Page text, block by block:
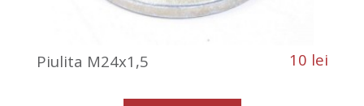
Piulita M24x1,5 10 lei